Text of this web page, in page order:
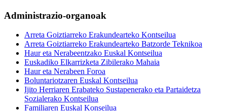
Administrazio-organoak
Arreta Goiztiarreko Erakundearteko Kontseilua
Arreta Goiztiarreko Erakundearteko Batzorde Teknikoa
Haur eta Nerabeentzako Euskal Kontseilua
Euskadiko Elkarrizketa Zibilerako Mahaia
Haur eta Nerabeen Foroa
Boluntariotzaren Euskal Kontseilua
Ijito Herriaren Erabateko Sustapenerako eta Partaidetza
Sozialerako Kontseilua
Familiaren Euskal Konseilua